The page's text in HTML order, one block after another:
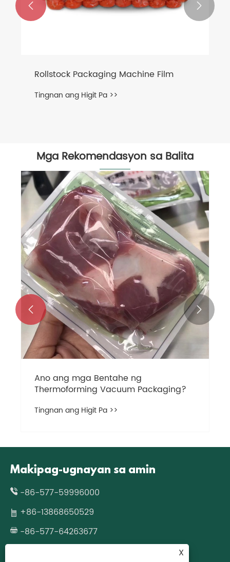
Rollstock Packaging Machine Film
Tingnan ang Higit Pa >>
 
Mga Rekomendasyon sa Balita
Ano ang mga Bentahe ng
Thermoforming Vacuum Packaging?
Tingnan ang Higit Pa >>
 
Makipag-ugnayan sa amin
-86-577-59996000
+86-13868650529
-86-577-64263677
X